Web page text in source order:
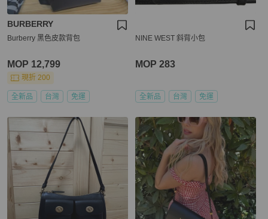
BURBERRY
Burberry 黑色皮款背包
MOP 12,799
現折 200
全新品 台灣 免運
NINE WEST 斜背小包
MOP 283
全新品 台灣 免運